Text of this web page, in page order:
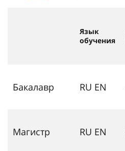
Язык
обучения
Бакалавр RU EN
Магистр RU EN